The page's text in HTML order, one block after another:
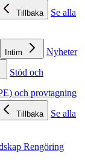
Tillbaka
Se alla
Intim
Nyheter
Stöd och
och provtagning
Tillbaka
Se alla
Rengöring